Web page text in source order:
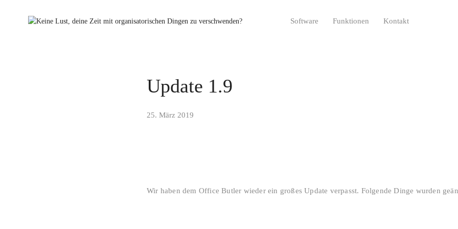
Software Funktionen Kontakt
Update 1.9
25. März 2019
Wir haben dem Office Butler wieder ein großes Update verpasst. Folgende Dinge wurden